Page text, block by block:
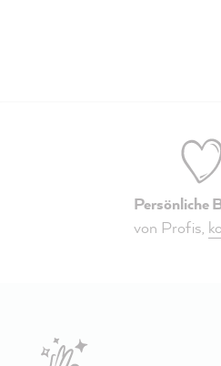
Persönliche
von Profis,